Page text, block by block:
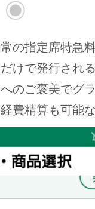
の指定席特急
けで発行され
のご褒美でグ
費精算も可能